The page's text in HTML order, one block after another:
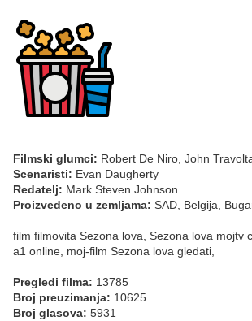
Filmski glumci: Robert De Niro, John
Scenaristi: Evan Daugherty
Redatelj: Mark Steven Johnson
Proizvedeno u zemljama: SAD, Belgija,
film filmovita Sezona lova, Sezona lova mojtv
a1 online, moj-film Sezona lova gledati,
Pregledi filma: 13785
Broj preuzimanja: 10625
Broj glasova: 5931